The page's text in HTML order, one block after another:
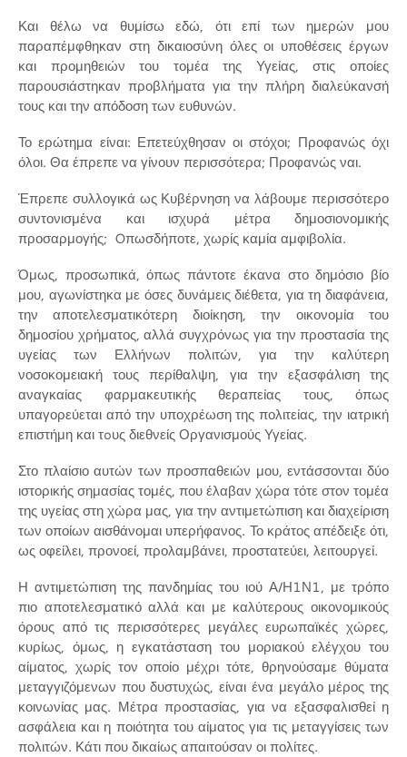
Και θέλω να θυμίσω εδώ, ότι επί των ημερών μου
παραπέμφθηκαν στη δικαιοσύνη όλες οι υποθέσεις έργων
και προμηθειών του τομέα της Υγείας, στις οποίες
παρουσιάστηκαν προβλήματα για την πλήρη διαλεύκανσή
τους και την απόδοση των ευθυνών.
Το ερώτημα είναι: Επετεύχθησαν οι στόχοι; Προφανώς όχι
όλοι. Θα έπρεπε να γίνουν περισσότερα; Προφανώς ναι.
Έπρεπε συλλογικά ως Κυβέρνηση να λάβουμε περισσότερο
συντονισμένα και ισχυρά μέτρα δημοσιονομικής
προσαρμογής; Oπωσδήποτε, χωρίς καμία αμφιβολία.
Όμως, προσωπικά, όπως πάντοτε έκανα στο δημόσιο βίο
μου, αγωνίστηκα με όσες δυνάμεις διέθετα, για τη διαφάνεια,
την αποτελεσματικότερη διοίκηση, την οικονομία του
δημοσίου χρήματος, αλλά συγχρόνως για την προστασία της
υγείας των Ελλήνων πολιτών, για την καλύτερη
νοσοκομειακή τους περίθαλψη, για την εξασφάλιση της
αναγκαίας φαρμακευτικής θεραπείας τους, όπως
υπαγορεύεται από την υποχρέωση της πολιτείας, την ιατρική
επιστήμη και τoυς διεθνείς Οργανισμούς Υγείας.
Στο πλαίσιο αυτών των προσπαθειών μου, εντάσσονται δύο
ιστορικής σημασίας τομές, που έλαβαν χώρα τότε στον τομέα
της υγείας στη χώρα μας, για την αντιμετώπιση και διαχείριση
των οποίων αισθάνομαι υπερήφανος. Το κράτος απέδειξε ότι,
ως οφείλει, προνοεί, προλαμβάνει, προστατεύει, λειτουργεί.
Η αντιμετώπιση της πανδημίας του ιού Α/Η1Ν1, με τρόπο
πιο αποτελεσματικό αλλά και με καλύτερους οικονομικούς
όρους από τις περισσότερες μεγάλες ευρωπαϊκές χώρες,
κυρίως, όμως, η εγκατάσταση του μοριακού ελέγχου του
αίματος, χωρίς τον οποίο μέχρι τότε, θρηνούσαμε θύματα
μεταγγιζόμενων που δυστυχώς, είναι ένα μεγάλο μέρος της
κοινωνίας μας. Μέτρα προστασίας, για να εξασφαλισθεί η
ασφάλεια και η ποιότητα του αίματος για τις μεταγγίσεις των
πολιτών. Κάτι που δικαίως απαιτούσαν οι πολίτες.